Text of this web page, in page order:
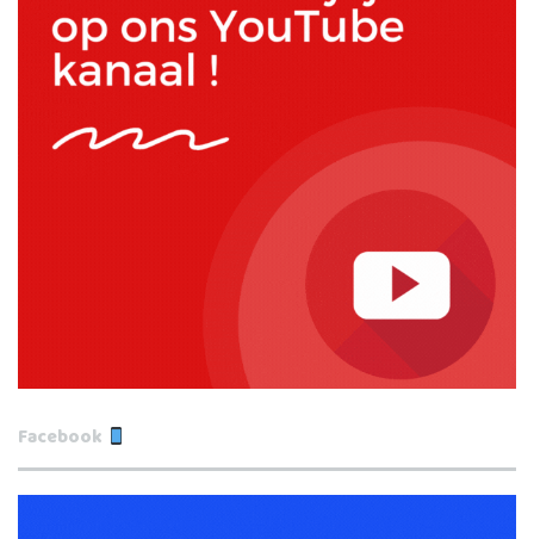
Facebook